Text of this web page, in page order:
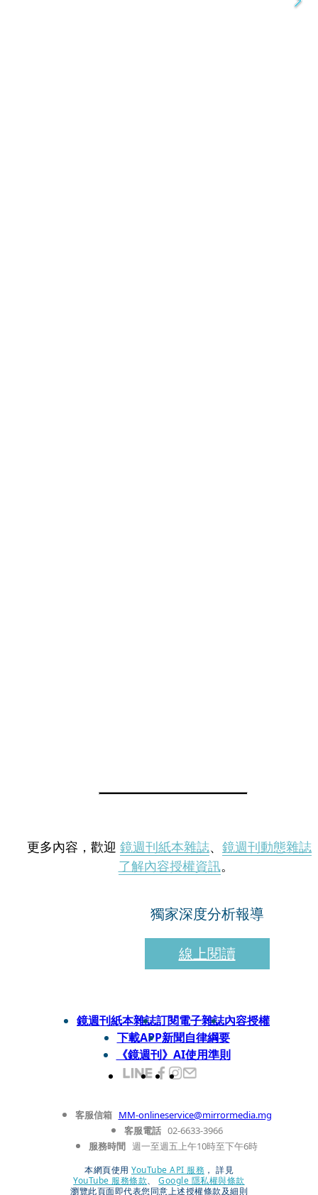
更多內容，歡迎 鏡週刊紙本雜誌、 鏡週刊動態雜誌
了解內容授權資訊。
獨家深度分析報導
線上閱讀
鏡週刊紙本雜誌訂閱電子雜誌內容授權
下載APP新聞自律綱要
《鏡週刊》AI使用準則
客服信箱 MM-onlineservice@mirrormedia.mg
客服電話 02-6633-3966
服務時間 週一至週五上午10時至下午6時
本網頁使用 YouTube API 服務 ， 詳見
YouTube 服務條款、
Google 隱私權與條款
瀏覽此頁面即代表您同意上述授權條款及細則